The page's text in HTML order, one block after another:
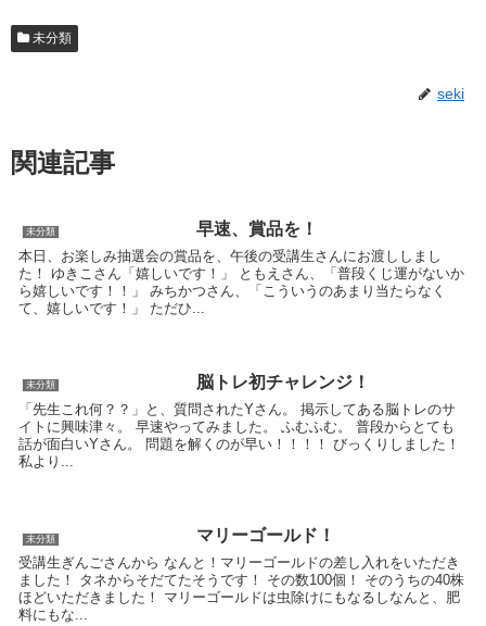
未分類
seki
関連記事
未分類 早速、賞品を！
本日、お楽しみ抽選会の賞品を、午後の受講生さんにお渡ししまし
た！ ゆきこさん「嬉しいです！」 ともえさん、「普段くじ運がないか
ら嬉しいです！！」 みちかつさん、「こういうのあまり当たらなく
て、嬉しいです！」 ただひ...
未分類 脳トレ初チャレンジ！
「先生これ何？？」と、質問されたYさん。 掲示してある脳トレのサ
イトに興味津々。 早速やってみました。 ふむふむ。 普段からとても
話が面白いYさん。 問題を解くのが早い！！！！ びっくりしました！
私より...
未分類 マリーゴールド！
受講生ぎんごさんから なんと！マリーゴールドの差し入れをいただき
ました！ タネからそだてたそうです！ その数100個！ そのうちの40株
ほどいただきました！ マリーゴールドは虫除けにもなるしなんと、肥
料にもな...